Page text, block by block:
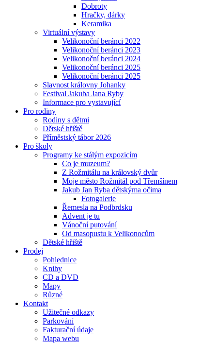
Dobroty
Hračky, dárky
Keramika
Virtuální výstavy
Velikonoční beránci 2022
Velikonoční beránci 2023
Velikonoční beránci 2024
Velikonoční beránci 2025
Velikonoční beránci 2025
Slavnost královny Johanky
Festival Jakuba Jana Ryby
Informace pro vystavující
Pro rodiny
Rodiny s dětmi
Dětské hřiště
Příměstský tábor 2026
Pro školy
Programy ke stálým expozicím
Co je muzeum?
Z Rožmitálu na královský dvůr
Moje město Rožmitál pod Třemšínem
Jakub Jan Ryba dětskýma očima
Fotogalerie
Řemesla na Podbrdsku
Advent je tu
Vánoční putování
Od masopustu k Velikonocům
Dětské hřiště
Prodej
Pohlednice
Knihy
CD a DVD
Mapy
Různé
Kontakt
Užitečné odkazy
Parkování
Fakturační údaje
Mapa webu